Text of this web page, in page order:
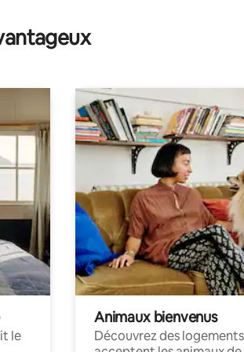
le
Animaux bienvenus
Découvrez des